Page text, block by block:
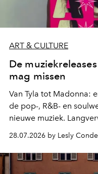
ART & CULTURE
De
mag missen
Van Tyla tot Madonna:
de pop-, R&B- en
nieuwe muziek.
comebacks en
de releases die je niet
28.07.2026 by Lesly Conde